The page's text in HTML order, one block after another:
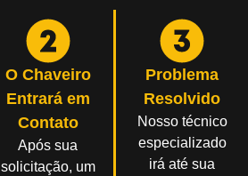
O Chaveiro
Entrará em
Contato
Após sua
solicitação, um
Problema
Resolvido
Nosso técnico
especializado
irá até sua